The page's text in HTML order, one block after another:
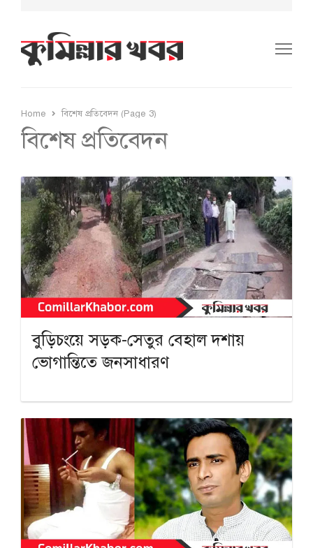
Home বিশেষ প্রতিবেদন (Page 3)
বিশেষ প্রতিবেদন
বুড়িচংয়ে সড়ক-সেতুর বেহাল দশায়
ভোগান্তিতে জনসাধারণ